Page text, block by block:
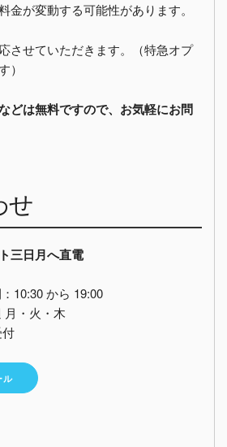
金が変動する可能性があります。
させていただきます。（特急オプ
）
どは無料ですので、お気軽にお問
せ
三日月へ直電
10:30 から 19:00
月・火・木
ル